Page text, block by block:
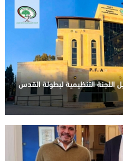
اللجنة التنظيمية لبطولة القدس